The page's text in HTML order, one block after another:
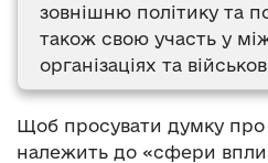
зовнішню політику та
також свою участь у
організаціях та
Щоб просувати думку про
належить до «сфери